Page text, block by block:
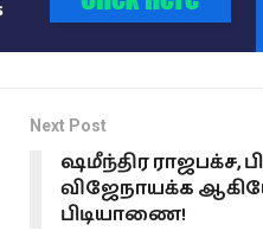
Next Post
ஷமீந்திர ராஜபக்ச,
விஜேநாயக்க
பிடியாணை!